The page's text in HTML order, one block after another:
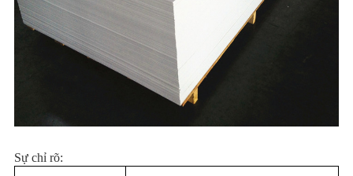
Sự chỉ rõ: